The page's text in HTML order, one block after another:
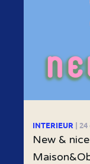
INTERIEUR |
New &